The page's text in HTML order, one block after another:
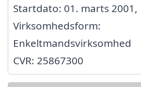
Startdato: 01. marts 2001,
Virksomhedsform:
Enkeltmandsvirksomhed
CVR: 25867300